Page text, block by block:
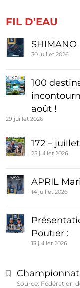
FIL D'EAU
SHIMANO
30 juillet 2026
100
août !
29 juillet 2026
172 –
25 juillet 2026
APRIL
14 juillet 2026
Poutier :
13 juillet 2026
Championnat
Source: Fédération